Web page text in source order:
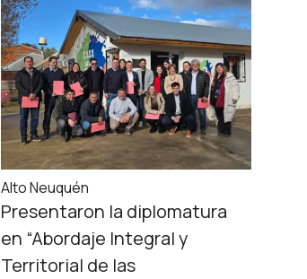
Alto Neuquén
Presentaron la diplomatura
en “Abordaje Integral y
Territorial de las